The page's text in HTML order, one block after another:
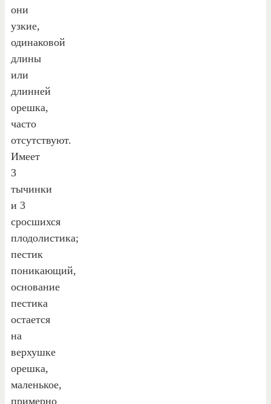
они
узкие,
одинаковой
длины
или
длинней
орешка,
часто
отсутствуют.
Имеет
3
тычинки
и 3
сросшихся
плодолистика;
пестик
поникающий,
основание
пестика
остается
на
верхушке
орешка,
маленькое,
примерно